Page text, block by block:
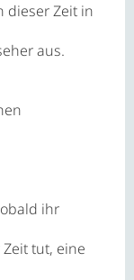
dieser Zeit in
aus.
ihr
tut, eine